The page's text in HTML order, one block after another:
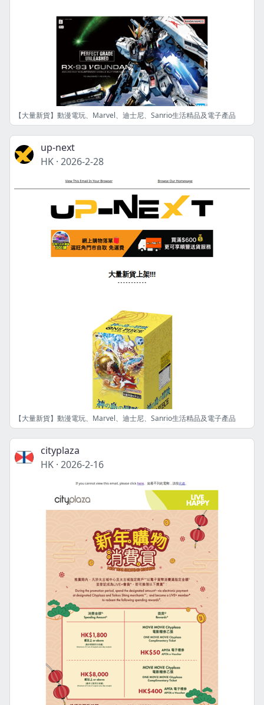
【大量新貨】動漫電玩、Marvel、迪士尼、Sanrio生活精品及電子產品
up-next
HK · 2026-2-28
【大量新貨】動漫電玩、Marvel、迪士尼、Sanrio生活精品及電子產品
cityplaza
HK · 2026-2-16